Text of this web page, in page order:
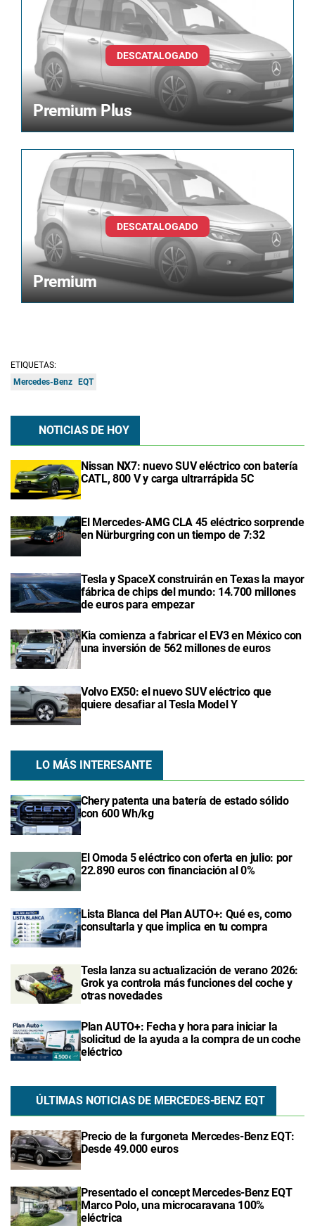
Premium Plus
Premium
ETIQUETAS:
Mercedes-Benz
EQT
NOTICIAS DE HOY
Nissan NX7: nuevo SUV eléctrico con batería
CATL, 800 V y carga ultrarrápida 5C
El Mercedes-AMG CLA 45 eléctrico sorprende
en Nürburgring con un tiempo de 7:32
Tesla y SpaceX construirán en Texas la mayor
fábrica de chips del mundo: 14.700 millones
de euros para empezar
Kia comienza a fabricar el EV3 en México con
una inversión de 562 millones de euros
Volvo EX50: el nuevo SUV eléctrico que
quiere desafiar al Tesla Model Y
LO MÁS INTERESANTE
Chery patenta una batería de estado sólido
con 600 Wh/kg
El Omoda 5 eléctrico con oferta en julio: por
22.890 euros con financiación al 0%
Lista Blanca del Plan AUTO+: Qué es, como
consultarla y que implica en tu compra
Tesla lanza su actualización de verano 2026:
Grok ya controla más funciones del coche y
otras novedades
Plan AUTO+: Fecha y hora para iniciar la
solicitud de la ayuda a la compra de un coche
eléctrico
ÚLTIMAS NOTICIAS DE MERCEDES-BENZ EQT
Precio de la furgoneta Mercedes-Benz EQT:
Desde 49.000 euros
Presentado el concept Mercedes-Benz EQT
Marco Polo, una microcaravana 100%
eléctrica